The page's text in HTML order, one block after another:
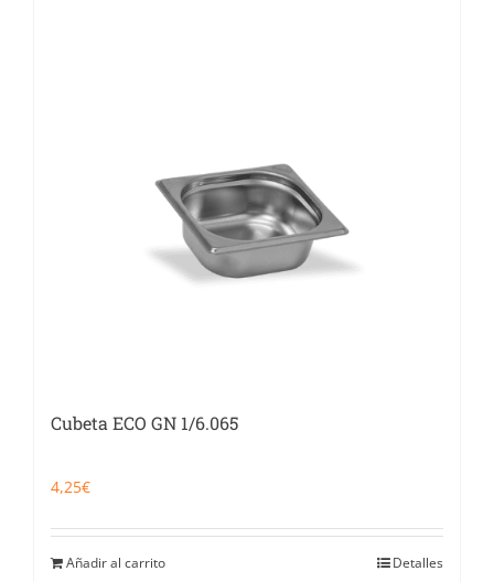
Cubeta ECO GN 1/6.065
4,25€
Añadir al carrito Detalles